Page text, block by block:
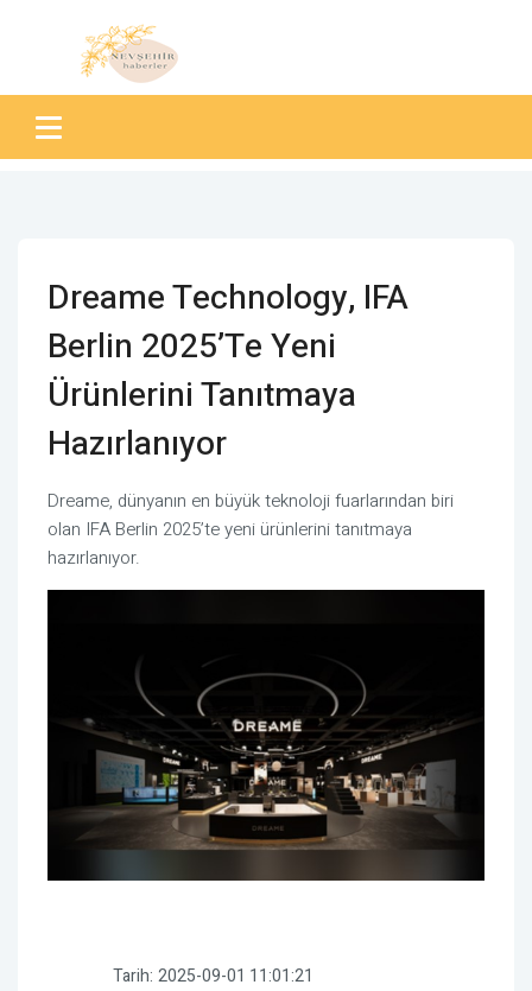
Dreame Technology, IFA
Berlin 2025’te Yeni
Ürünlerini Tanıtmaya
Hazırlanıyor
Dreame, dünyanın en büyük teknoloji fuarlarından biri
olan IFA Berlin 2025’te yeni ürünlerini tanıtmaya
hazırlanıyor.
Tarih: 2025-09-01 11:01:21